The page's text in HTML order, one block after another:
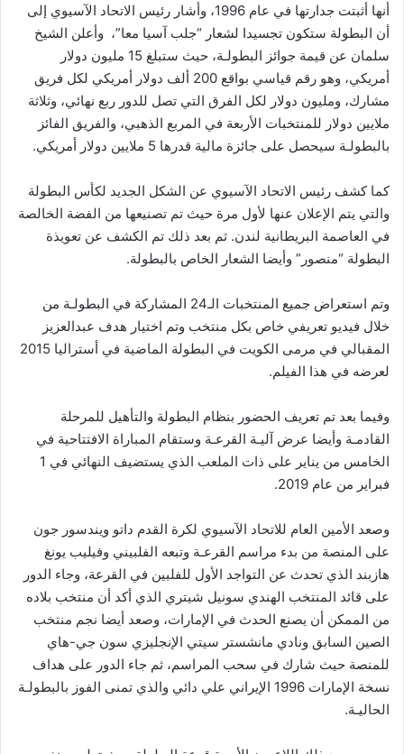
أنها أثبتت جدارتها في عام 1996، وأشار رئيس الاتحاد الآسيوي إلى
أن البطولة ستكون تجسيدا لشعار “جلب آسيا معا”، وأعلن الشيخ
سلمان عن قيمة جوائز البطولـة، حيث ستبلغ 15 مليون دولار
أمريكي، وهو رقم قياسي بواقع 200 ألف دولار أمريكي لكل فريق
مشارك، ومليون دولار لكل الفرق التي تصل للدور ربع نهائي، وثلاثة
ملايين دولار للمنتخبات الأربعة في المربع الذهبي، والفريق الفائز
بالبطولـة سيحصل على جائزة مالية قدرها 5 ملايين دولار أمريكي.
كما كشف رئيس الاتحاد الآسيوي عن الشكل الجديد لكأس البطولة
والتي يتم الإعلان عنها لأول مرة حيث تم تصنيعها من الفضة الخالصة
في العاصمة البريطانية لندن. ثم بعد ذلك تم الكشف عن تعويذة
البطولة “منصور” وأيضا الشعار الخاص بالبطولة.
وتم استعراض جميع المنتخبات الـ24 المشاركة في البطولـة من
خلال فيديو تعريفي خاص بكل منتخب وتم اختيار هدف عبدالعزيز
المقبالي في مرمى الكويت في البطولة الماضية في أستراليا 2015
لعرضه في هذا الفيلم.
وفيما بعد تم تعريف الحضور بنظام البطولة والتأهيل للمرحلة
القادمـة وأيضا عرض آليـة القرعـة وستقام المباراة الافتتاحية في
الخامس من يناير على ذات الملعب الذي يستضيف النهائي في 1
فبراير من عام 2019.
وصعد الأمين العام للاتحاد الآسيوي لكرة القدم داتو ويندسور جون
على المنصة من بدء مراسم القرعـة وتبعه الفلبيني وفيليب يونغ
هازبند الذي تحدث عن التواجد الأول للفلبين في القرعة، وجاء الدور
على قائد المنتخب الهندي سونيل شيتري الذي أكد أن منتخب بلاده
من الممكن أن يصنع الحدث في الإمارات، وصعد أيضا نجم منتخب
الصين السابق ونادي مانشستر سيتي الإنجليزي سون جي-هاي
للمنصة حيث شارك في سحب المراسم، ثم جاء الدور على هداف
نسخة الإمارات 1996 الإيراني علي دائي والذي تمنى الفوز بالبطولـة
الحاليـة.